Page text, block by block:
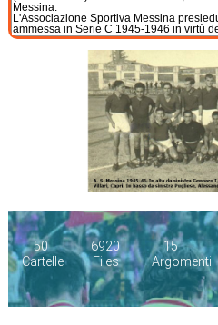
Messina.
L'Associazione Sportiva Messina
ammessa in Serie C 1945-1946 in virtù
50
Cartelle
6920
Files
15
Argomenti